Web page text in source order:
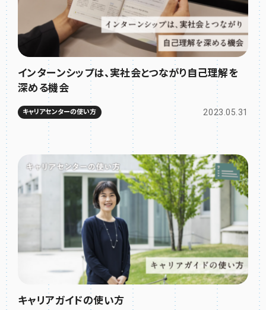
インターンシップは、実社会とつながり自己理解を
深める機会
キャリアセンターの使い方 2023.05.31
キャリアガイドの使い方